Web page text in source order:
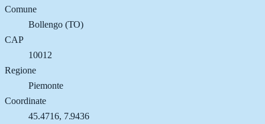
Comune
Bollengo(TO)
CAP
10012
Regione
Piemonte
Coordinate
45.4716, 7.9436